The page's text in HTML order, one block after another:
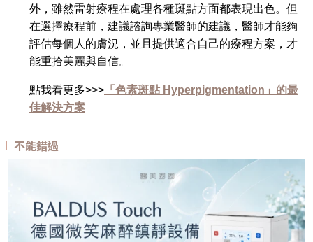
外，雖然雷射療程在處理各種斑點方面都表現出色。但
在選擇療程前，建議諮詢專業醫師的建議，醫師才能夠
評估每個人的膚況，並且提供適合自己的療程方案，才
能重拾美麗與自信。
點我看更多>>> 「色素斑點 Hyperpigmentation」的最
佳解決方案
不能錯過